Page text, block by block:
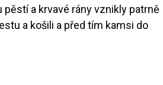
a krvavé rány vznikly patrně
a košili a před tím kamsi do